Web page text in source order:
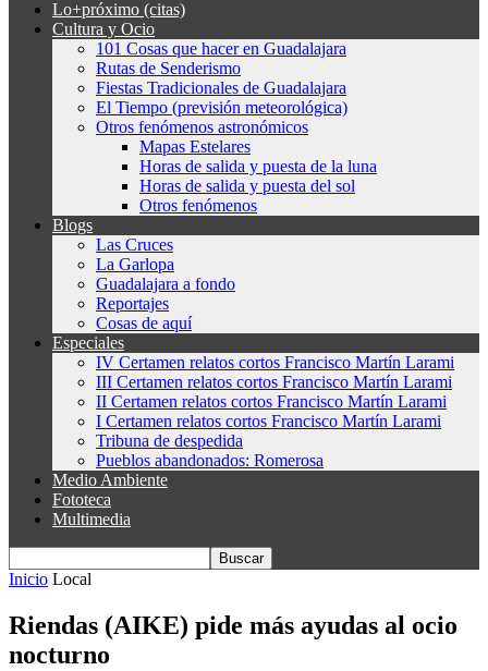
Lo+próximo (citas)
Cultura y Ocio
101 Cosas que hacer en Guadalajara
Rutas de Senderismo
Fiestas Tradicionales de Guadalajara
El Tiempo (previsión meteorológica)
Otros fenómenos astronómicos
Mapas Estelares
Horas de salida y puesta de la luna
Horas de salida y puesta del sol
Otros fenómenos
Blogs
Las Cruces
La Garlopa
Guadalajara a fondo
Reportajes
Cosas de aquí
Especiales
IV Certamen relatos cortos Francisco Martín Larami
III Certamen relatos cortos Francisco Martín Larami
II Certamen relatos cortos Francisco Martín Larami
I Certamen relatos cortos Francisco Martín Larami
Tribuna de despedida
Pueblos abandonados: Romerosa
Medio Ambiente
Fototeca
Multimedia
Inicio Local
Riendas (AIKE) pide más ayudas al ocio
nocturno